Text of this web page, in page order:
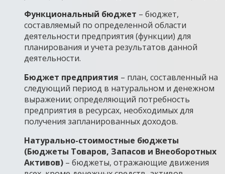
Функциональный бюджет – бюджет,
составляемый по определенной области
деятельности предприятия (функции) для
планирования и учета результатов данной
деятельности.
Бюджет предприятия – план, составленный на
следующий период в натуральном и денежном
выражении; определяющий потребность
предприятия в ресурсах, необходимых для
получения запланированных доходов.
Натурально-стоимостные бюджеты
(Бюджеты Товаров, Запасов и Внеоборотных
Активов) – бюджеты, отражающие движения